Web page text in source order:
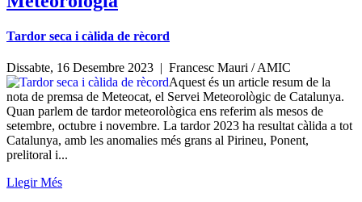
Tardor seca i càlida de rècord
Dissabte, 16 Desembre 2023 | Francesc Mauri / AMIC
Aquest és un article resum de la
nota de premsa de Meteocat, el Servei Meteorològic de Catalunya.
Quan parlem de tardor meteorològica ens referim als mesos de
setembre, octubre i novembre. La tardor 2023 ha resultat càlida a tot
Catalunya, amb les anomalies més grans al Pirineu, Ponent,
prelitoral i...
Llegir Més